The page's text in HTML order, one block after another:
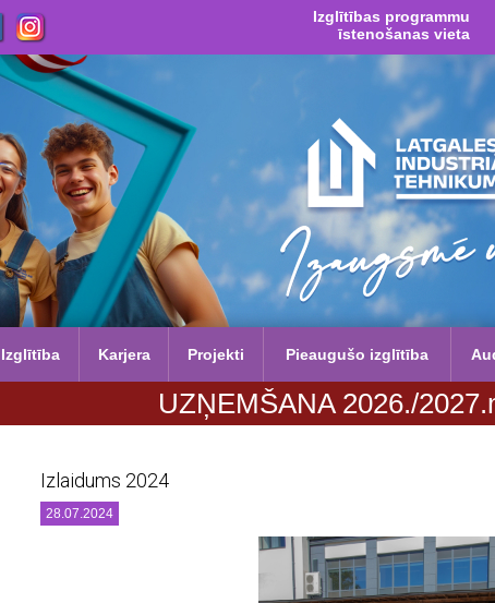
Izglītības programmu
īstenošanas vieta
Izglītība Karjera Projekti Pieaugušo izglītība
UZŅEMŠANA 2026./2027.m.g.
Izlaidums 2024
28.07.2024